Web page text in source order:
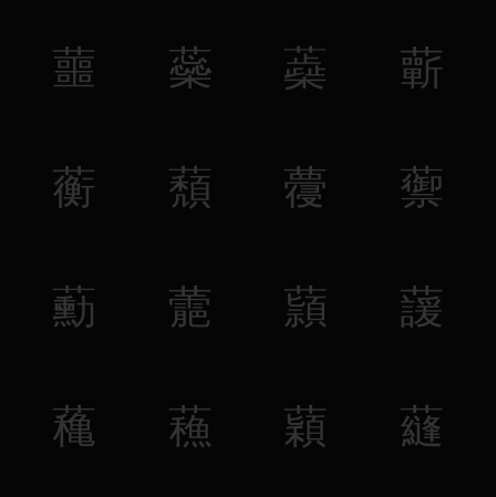
蘁 蘂 蘃 蘄
蘅 蘈 蘉 蘌
蘍 蘎 蘏 蘐
蘒 蘓 蘔 蘕